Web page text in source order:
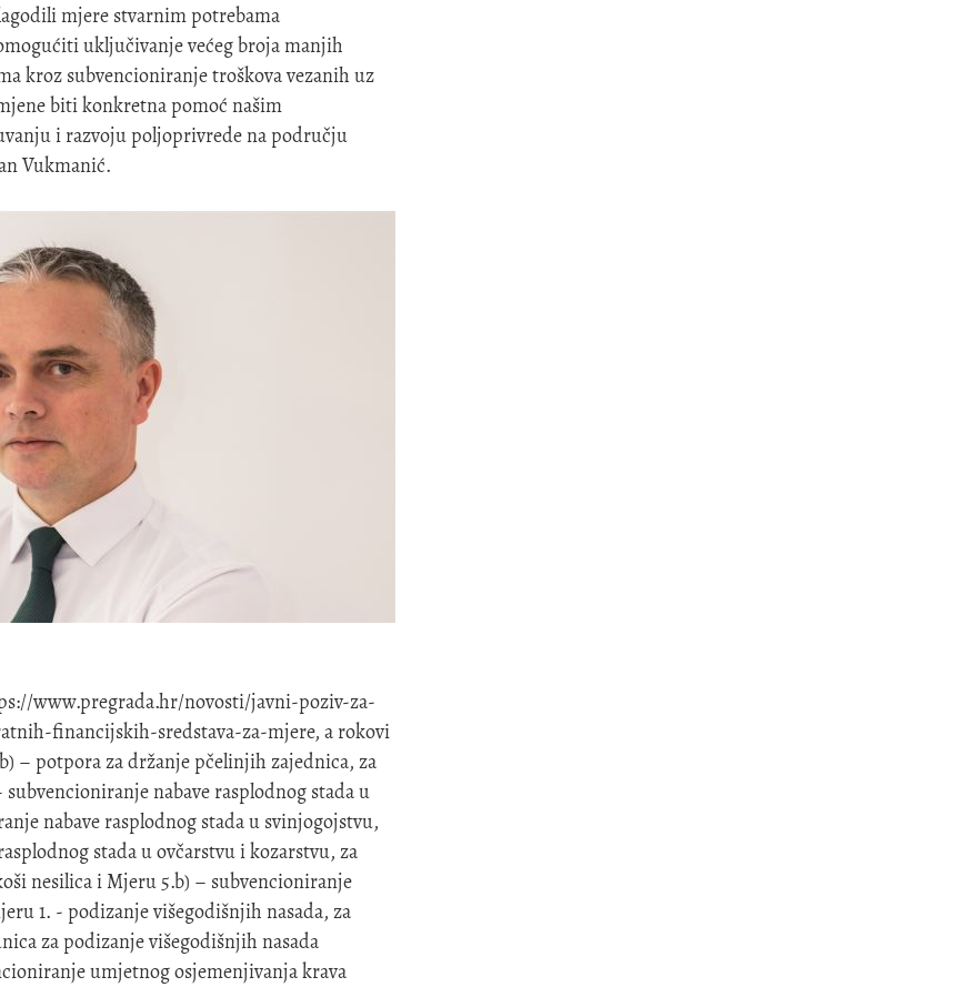
mjere stvarnim potrebama
uključivanje većeg broja manjih
kroz subvencioniranje troškova vezanih uz
biti konkretna pomoć našim
i razvoju poljoprivrede na području
Vukmanić.
www.pregrada.hr/novosti/javni-poziv-za-
financijskih-sredstava-za-mjere, a rokovi
– potpora za držanje pčelinjih zajednica, za
nabave rasplodnog stada u
nabave rasplodnog stada u svinjogojstvu,
stada u ovčarstvu i kozarstvu, za
nesilica i Mjeru 5.b) – subvencioniranje
1. - podizanje višegodišnjih nasada, za
za podizanje višegodišnjih nasada
umjetnog osjemenjivanja krava